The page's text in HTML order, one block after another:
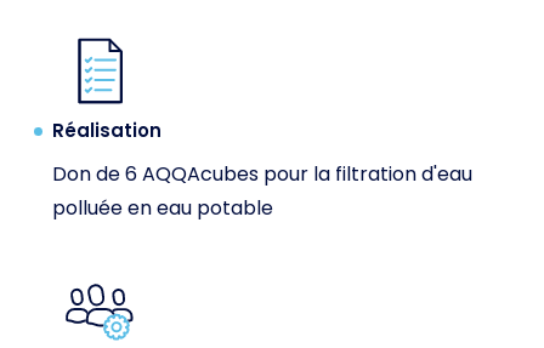
Réalisation
Don de 6 AQQAcubes pour la filtration d'eau
polluée en eau potable